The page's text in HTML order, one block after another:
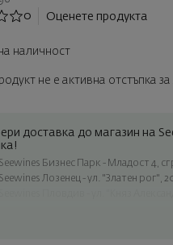
0
Оценете продукта
наличност
не е активна отстъпка
доставка до магазин на
Seewines Бизнес Парк - Младост 4,
Seewines Лозенец - ул. "Златен рог",